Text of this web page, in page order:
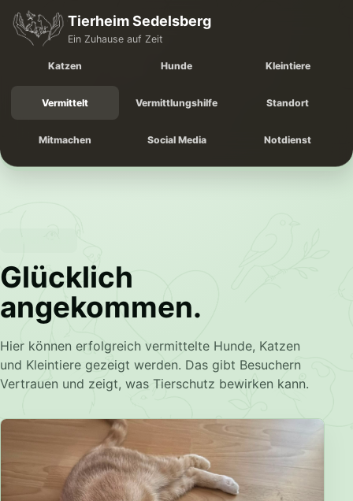
Tierheim Sedelsberg
Ein Zuhause auf Zeit
Katzen Hunde Kleintiere
Vermittelt Vermittlungshilfe Standort
Mitmachen Social Media Notdienst
Glücklich
angekommen.
Hier können erfolgreich vermittelte Hunde, Katzen
und Kleintiere gezeigt werden. Das gibt Besuchern
Vertrauen und zeigt, was Tierschutz bewirken kann.